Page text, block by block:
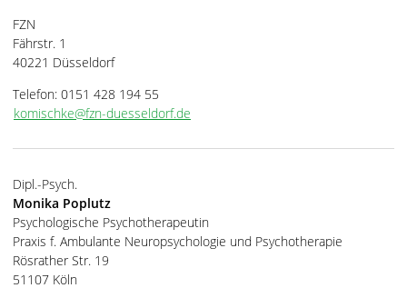
FZN
Fährstr. 1
40221 Düsseldorf
Telefon: 0151 428 194 55
komischke@fzn-duesseldorf.de
Dipl.-Psych.
Monika Poplutz
Psychologische Psychotherapeutin
Praxis f. Ambulante Neuropsychologie und Psychotherapie
Rösrather Str. 19
51107 Köln